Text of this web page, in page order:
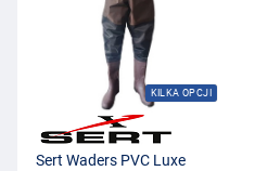
KILKA OPCJI
Sert Waders PVC Luxe